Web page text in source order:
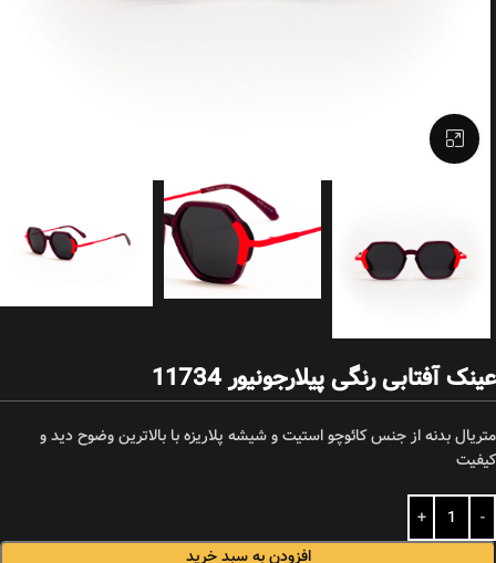
بزرگنمایی تصویر
عینک آفتابی رنگی پیلارجونیور 11734
متریال بدنه از جنس کائوچو استیت و شیشه پلاریزه با بالاترین وضوح دید و
کیفیت
افزودن به سبد خرید